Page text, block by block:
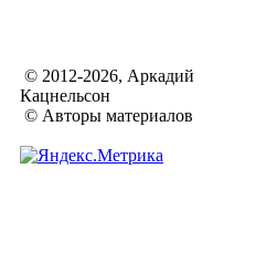
© 2012-2026, Аркадий
Кацнельсон
© Авторы материалов